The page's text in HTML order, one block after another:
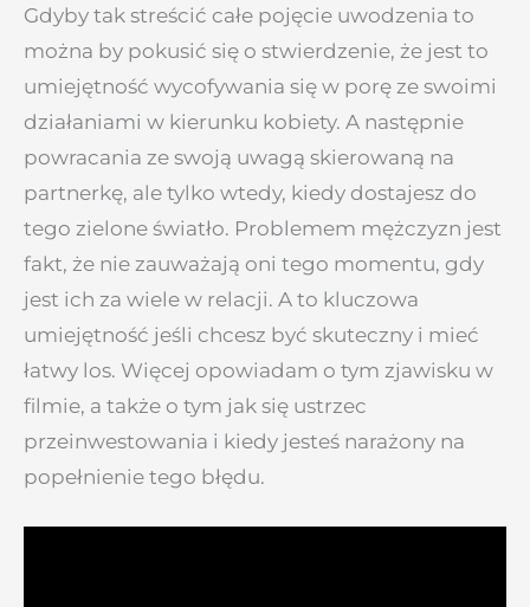
Gdyby tak streścić całe pojęcie uwodzenia to
można by pokusić się o stwierdzenie, że jest to
umiejętność wycofywania się w porę ze swoimi
działaniami w kierunku kobiety. A następnie
powracania ze swoją uwagą skierowaną na
partnerkę, ale tylko wtedy, kiedy dostajesz do
tego zielone światło. Problemem mężczyzn jest
fakt, że nie zauważają oni tego momentu, gdy
jest ich za wiele w relacji. A to kluczowa
umiejętność jeśli chcesz być skuteczny i mieć
łatwy los. Więcej opowiadam o tym zjawisku w
filmie, a także o tym jak się ustrzec
przeinwestowania i kiedy jesteś narażony na
popełnienie tego błędu.